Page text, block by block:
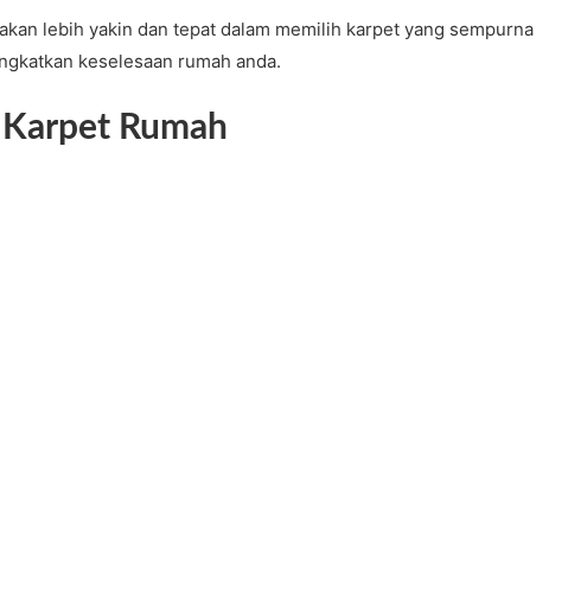
lebih yakin dan tepat dalam memilih karpet yang sempurna
keselesaan rumah anda.
Rumah